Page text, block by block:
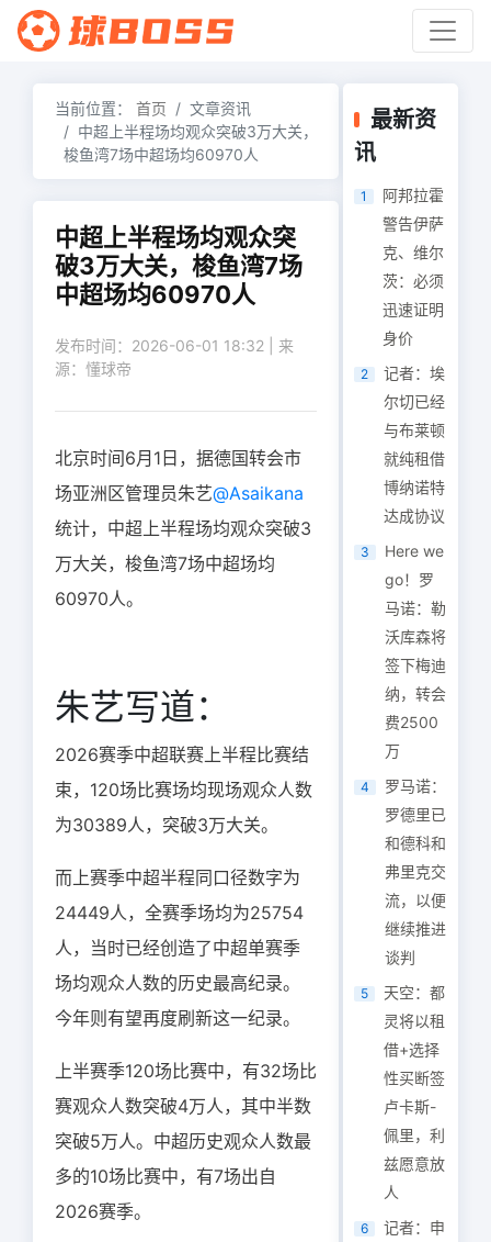
当前位置： 首页
文章资讯
中超上半程场均观众突破3万大关，
梭鱼湾7场中超场均60970人
中超上半程场均观众突
破3万大关，梭鱼湾7场
中超场均60970人
发布时间：2026-06-01 18:32 | 来
源：懂球帝
北京时间6月1日，据德国转会市
场亚洲区管理员朱艺@Asaikana
统计，中超上半程场均观众突破3
万大关，梭鱼湾7场中超场均
60970人。
朱艺写道：
2026赛季中超联赛上半程比赛结
束，120场比赛场均现场观众人数
为30389人，突破3万大关。
而上赛季中超半程同口径数字为
24449人，全赛季场均为25754
人，当时已经创造了中超单赛季
场均观众人数的历史最高纪录。
今年则有望再度刷新这一纪录。
上半赛季120场比赛中，有32场比
赛观众人数突破4万人，其中半数
突破5万人。中超历史观众人数最
多的10场比赛中，有7场出自
2026赛季。
最新资
讯
1
阿邦拉霍
警告伊萨
克、维尔
茨：必须
迅速证明
身价
2
记者：埃
尔切已经
与布莱顿
就纯租借
博纳诺特
达成协议
3
Here we
go！罗
马诺：勒
沃库森将
签下梅迪
纳，转会
费2500
万
4
罗马诺：
罗德里已
和德科和
弗里克交
流，以便
继续推进
谈判
5
天空：都
灵将以租
借+选择
性买断签
卢卡斯-
佩里，利
兹愿意放
人
6
记者：申